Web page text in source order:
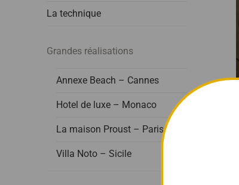
La technique
Grandes réalisations
Annexe Beach – Cannes
Hotel de luxe – Monaco
La maison Proust – Paris
Villa Noto – Sicile